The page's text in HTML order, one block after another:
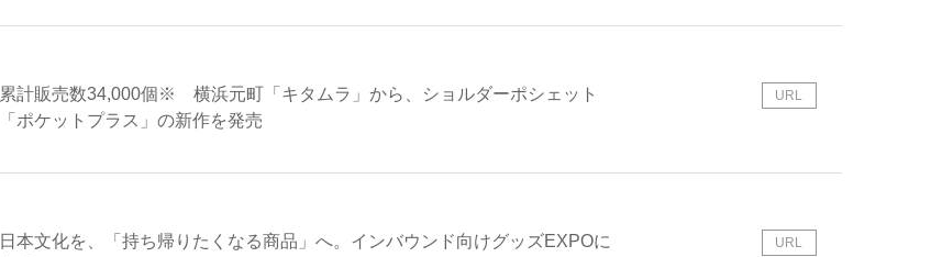
累計販売数34,000個※ 横浜元町「キタムラ」から、ショルダーポシェット
「ポケットプラス」の新作を発売
URL
日本文化を、「持ち帰りたくなる商品」へ。インバウンド向けグッズEXPOに
URL